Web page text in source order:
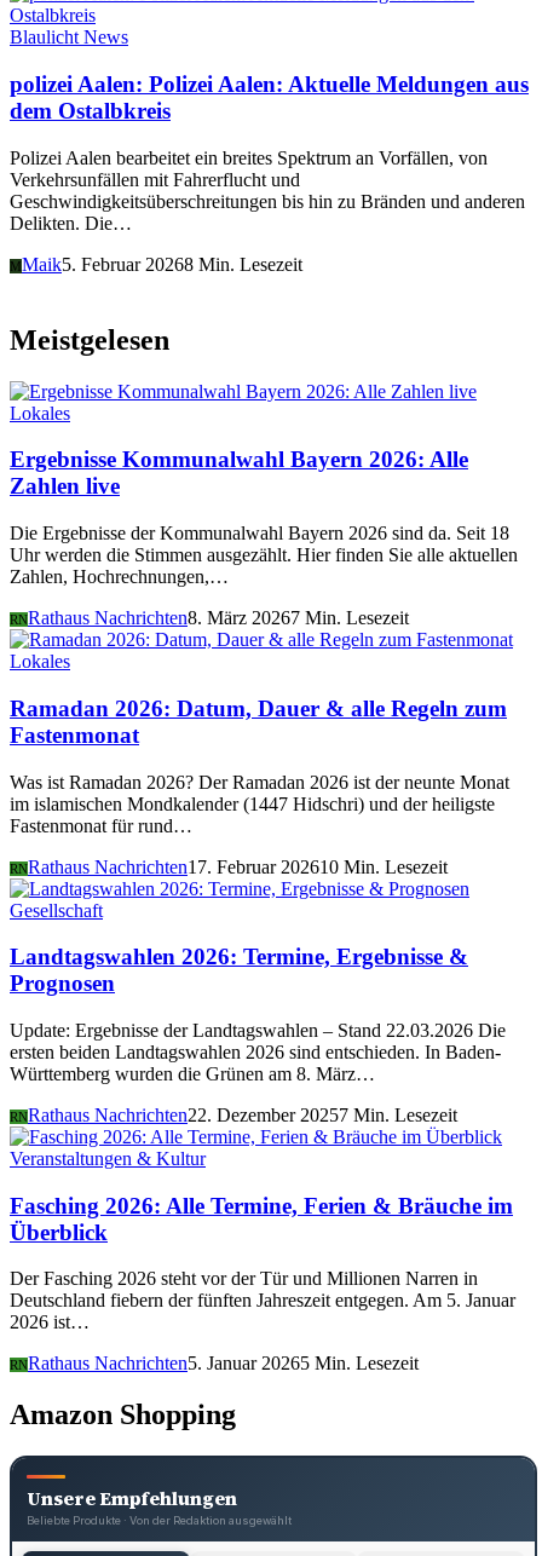
Blaulicht News
polizei Aalen: Polizei Aalen: Aktuelle Meldungen aus
dem Ostalbkreis
Polizei Aalen bearbeitet ein breites Spektrum an Vorfällen, von
Verkehrsunfällen mit Fahrerflucht und
Geschwindigkeitsüberschreitungen bis hin zu Bränden und anderen
Delikten. Die…
MMaik5. Februar 20268 Min. Lesezeit
Meistgelesen
Lokales
Ergebnisse Kommunalwahl Bayern 2026: Alle
Zahlen live
Die Ergebnisse der Kommunalwahl Bayern 2026 sind da. Seit 18
Uhr werden die Stimmen ausgezählt. Hier finden Sie alle aktuellen
Zahlen, Hochrechnungen,…
RNRathaus Nachrichten8. März 20267 Min. Lesezeit
Lokales
Ramadan 2026: Datum, Dauer & alle Regeln zum
Fastenmonat
Was ist Ramadan 2026? Der Ramadan 2026 ist der neunte Monat
im islamischen Mondkalender (1447 Hidschri) und der heiligste
Fastenmonat für rund…
RNRathaus Nachrichten17. Februar 202610 Min. Lesezeit
Gesellschaft
Landtagswahlen 2026: Termine, Ergebnisse &
Prognosen
Update: Ergebnisse der Landtagswahlen – Stand 22.03.2026 Die
ersten beiden Landtagswahlen 2026 sind entschieden. In Baden-
Württemberg wurden die Grünen am 8. März…
RNRathaus Nachrichten22. Dezember 20257 Min. Lesezeit
Veranstaltungen & Kultur
Fasching 2026: Alle Termine, Ferien & Bräuche im
Überblick
Der Fasching 2026 steht vor der Tür und Millionen Narren in
Deutschland fiebern der fünften Jahreszeit entgegen. Am 5. Januar
2026 ist…
RNRathaus Nachrichten5. Januar 20265 Min. Lesezeit
Amazon Shopping
Unsere Empfehlungen
Beliebte Produkte · Von der Redaktion ausgewählt